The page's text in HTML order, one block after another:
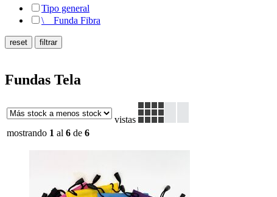
Tipo general
\__ Funda Fibra
Fundas Tela
vistas
mostrando 1 al 6 de 6